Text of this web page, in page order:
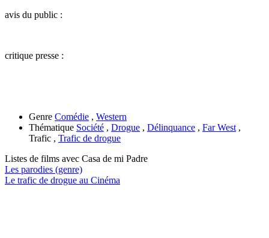
avis du public :
critique presse :
Genre Comédie , Western
Thématique Société , Drogue , Délinquance , Far West ,
Trafic , Trafic de drogue
Listes de films avec Casa de mi Padre
Les parodies (genre)
Le trafic de drogue au Cinéma